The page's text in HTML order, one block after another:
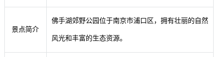
景点简介
佛手湖郊野公园位于南京市浦口区，拥有壮丽的自然
风光和丰富的生态资源。